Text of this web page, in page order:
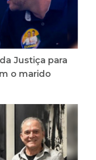
Justiça para
o marido